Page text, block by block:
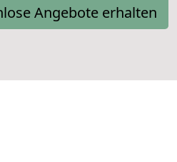
Angebote erhalten